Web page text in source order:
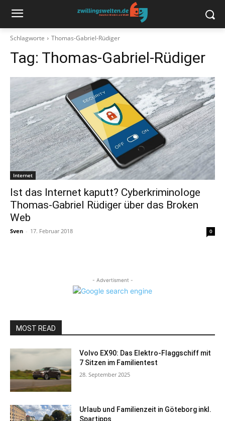
Schlagworte Thomas-Gabriel-Rüdiger
Tag: Thomas-Gabriel-Rüdiger
Internet
Ist das Internet kaputt? Cyberkriminologe
Thomas-Gabriel Rüdiger über das Broken
Web
Sven - 17. Februar 2018 0
- Advertisment -
MOST READ
Volvo EX90: Das Elektro-Flaggschiff mit
7 Sitzen im Familientest
28. September 2025
Urlaub und Familienzeit in Göteborg inkl.
Spartipps